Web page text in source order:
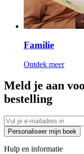
Familie
Ontdek meer
Meld je aan
bestelling
Personaliseer mijn boek
Hulp en informatie